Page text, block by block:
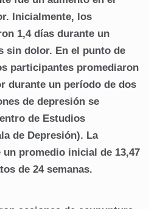
Inicialmente, los
1,4 días durante un
sin dolor. En el punto de
participantes promediaron
durante un período de dos
de depresión se
de Estudios
de Depresión). La
promedio inicial de 13,47
de 24 semanas.